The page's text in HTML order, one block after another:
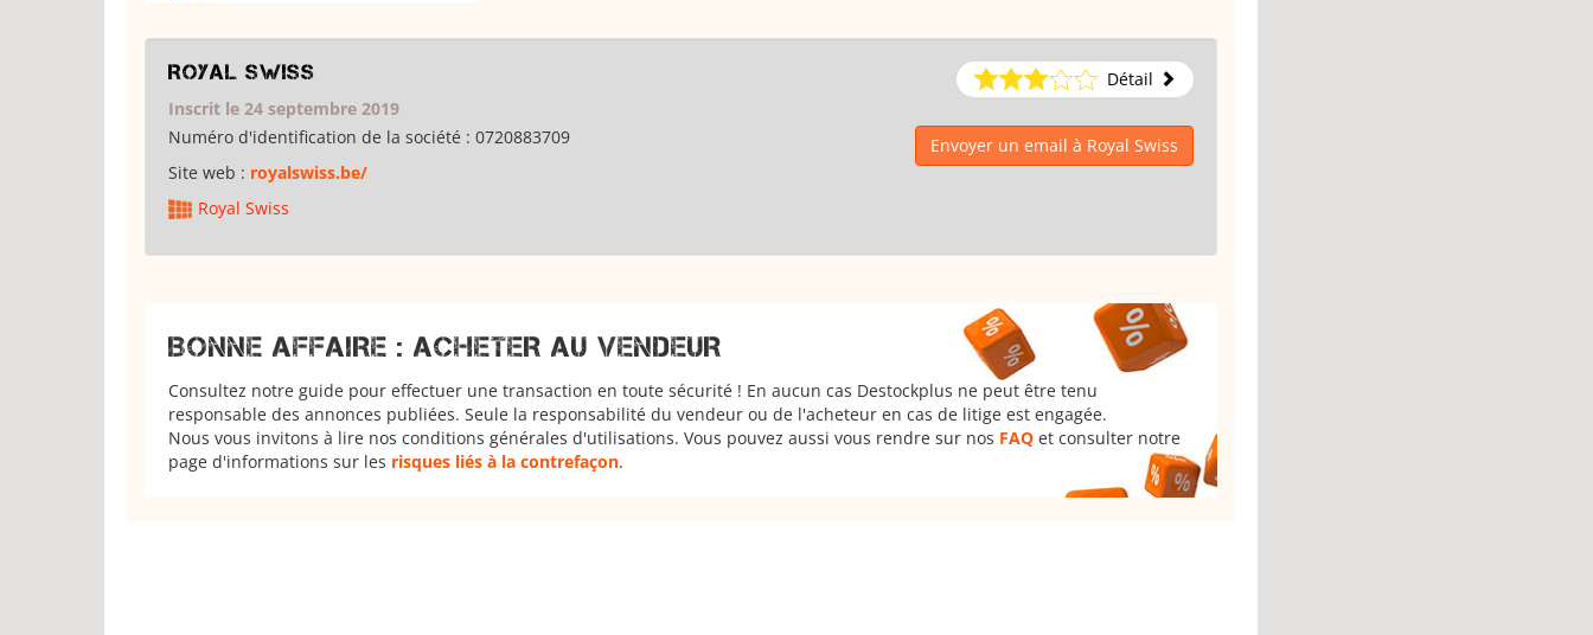
Royal Swiss
Détail
Inscrit le 24 septembre 2019
Numéro d'identification de la société : 0720883709
Site web : royalswiss.be/
Envoyer un email à Royal Swiss
Royal Swiss
BONNE AFFAIRE : ACHETER AU VENDEUR
Consultez notre guide pour effectuer une transaction en toute sécurité ! En aucun cas Destockplus ne peut être tenu
responsable des annonces publiées. Seule la responsabilité du vendeur ou de l'acheteur en cas de litige est engagée.
Nous vous invitons à lire nos conditions générales d'utilisations. Vous pouvez aussi vous rendre sur nos FAQ et consulter notre
page d'informations sur les risques liés à la contrefaçon.